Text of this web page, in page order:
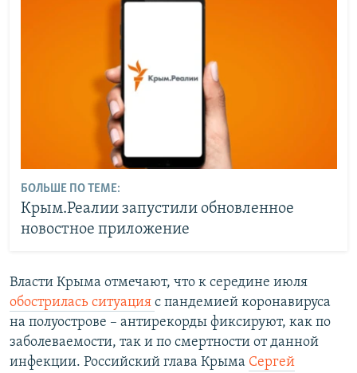
БОЛЬШЕ ПО ТЕМЕ:
Крым.Реалии запустили обновленное
новостное приложение
Власти Крыма отмечают, что к середине июля
обострилась ситуация с пандемией коронавируса
на полуострове – антирекорды фиксируют, как по
заболеваемости, так и по смертности от данной
инфекции. Российский глава Крыма Сергей